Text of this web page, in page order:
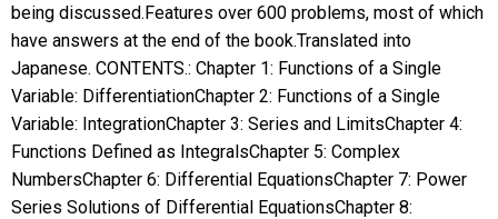
being discussed.Features over 600 problems, most of which
have answers at the end of the book.Translated into
Japanese. CONTENTS.: Chapter 1: Functions of a Single
Variable: DifferentiationChapter 2: Functions of a Single
Variable: IntegrationChapter 3: Series and LimitsChapter 4:
Functions Defined as IntegralsChapter 5: Complex
NumbersChapter 6: Differential EquationsChapter 7: Power
Series Solutions of Differential EquationsChapter 8: